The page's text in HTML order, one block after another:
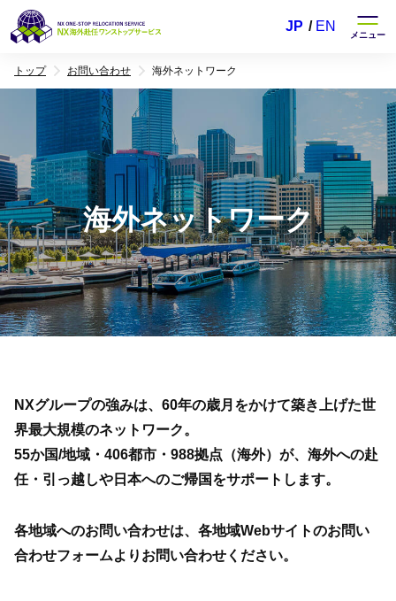
JP EN
トップ お問い合わせ 海外ネットワーク
海外ネットワーク
NXグループの強みは、60年の歳月をかけて築き上げた世
界最大規模のネットワーク。
55か国/地域・406都市・988拠点（海外）が、海外への赴
任・引っ越しや日本へのご帰国をサポートします。
各地域へのお問い合わせは、各地域Webサイトのお問い
合わせフォームよりお問い合わせください。